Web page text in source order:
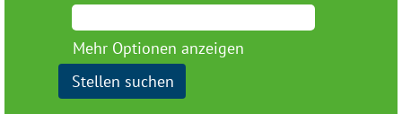
Mehr Optionen anzeigen